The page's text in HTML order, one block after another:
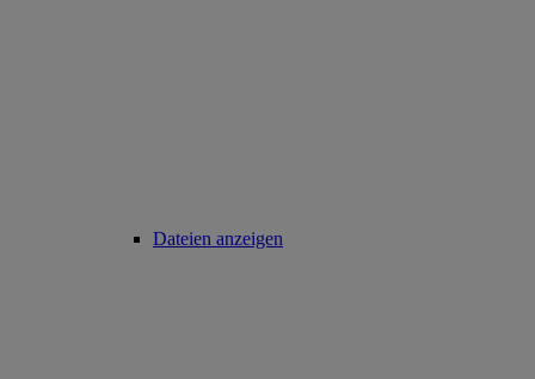
Dateien anzeigen